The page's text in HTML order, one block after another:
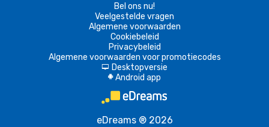
Bel ons nu!
Veelgestelde vragen
Algemene voorwaarden
Cookiebeleid
Privacybeleid
Algemene voorwaarden voor promotiecodes
d Desktopversie
A Android app
eDreams ® 2026